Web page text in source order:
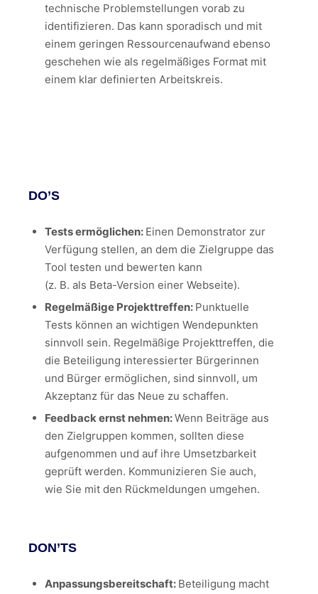
technische Problemstellungen vorab zu
identifizieren. Das kann sporadisch und mit
einem geringen Ressourcenaufwand ebenso
geschehen wie als regelmäßiges Format mit
einem klar definierten Arbeitskreis.
DO’S
Tests ermöglichen: Einen Demonstrator zur
Verfügung stellen, an dem die Zielgruppe das
Tool testen und bewerten kann
(z. B. als Beta-Version einer Webseite).
Regelmäßige Projekttreffen: Punktuelle
Tests können an wichtigen Wendepunkten
sinnvoll sein. Regelmäßige Projekttreffen, die
die Beteiligung interessierter Bürgerinnen
und Bürger ermöglichen, sind sinnvoll, um
Akzeptanz für das Neue zu schaffen.
Feedback ernst nehmen:Wenn Beiträge aus
den Zielgruppen kommen, sollten diese
aufgenommen und auf ihre Umsetzbarkeit
geprüft werden. Kommunizieren Sie auch,
wie Sie mit den Rückmeldungen umgehen.
DON’TS
Anpassungsbereitschaft: Beteiligung macht